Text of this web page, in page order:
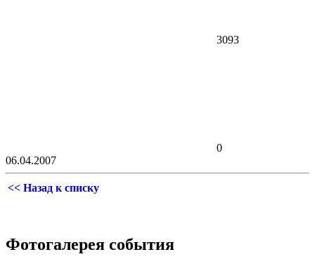
3093
0
06.04.2007
<< Назад к списку
Фотогалерея события